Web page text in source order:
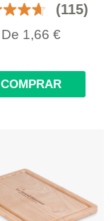
(115)
De 1,66 €
COMPRAR